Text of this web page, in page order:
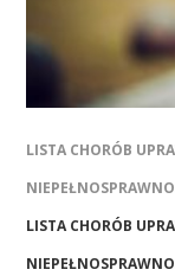
LISTA CHORÓB
LISTA CHORÓB